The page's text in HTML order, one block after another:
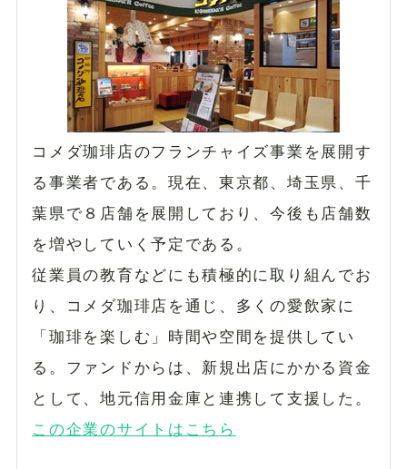
コメダ珈琲店のフランチャイズ事業を展開す
る事業者である。現在、東京都、埼玉県、千
葉県で８店舗を展開しており、今後も店舗数
を増やしていく予定である。
従業員の教育などにも積極的に取り組んでお
り、コメダ珈琲店を通じ、多くの愛飲家に
「珈琲を楽しむ」時間や空間を提供してい
る。ファンドからは、新規出店にかかる資金
として、地元信用金庫と連携して支援した。
この企業のサイトはこちら